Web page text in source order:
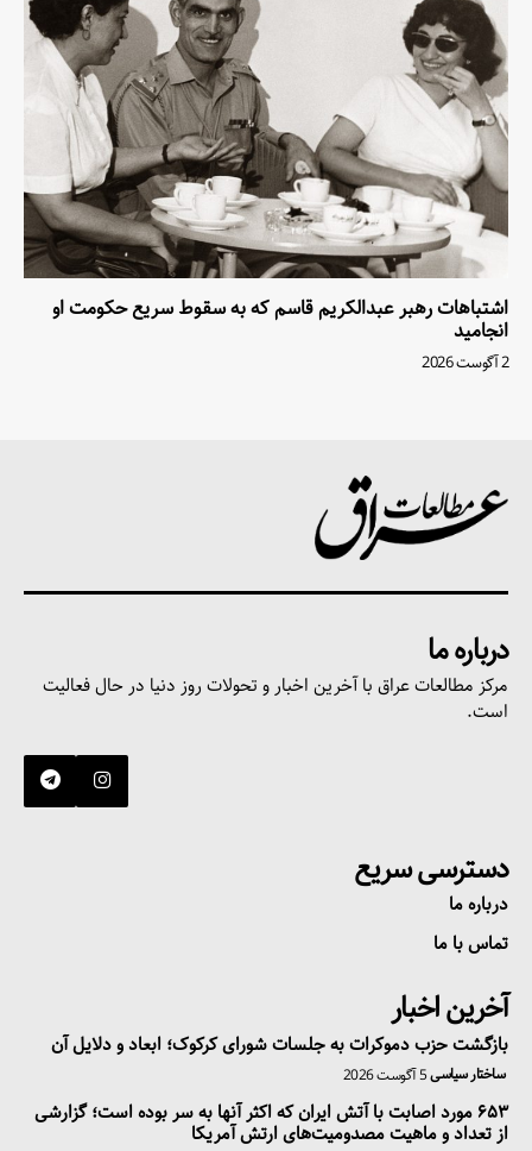
اشتباهات رهبر عبدالکریم قاسم که به سقوط سریع حکومت او
انجامید
2 آگوست 2026
درباره ما
مرکز مطالعات عراق با آخرین اخبار و تحولات روز دنیا در حال فعالیت
است.
دسترسی سریع
درباره ما
تماس با ما
آخرین اخبار
بازگشت حزب دموکرات به جلسات شورای کرکوک؛ ابعاد و دلایل آن
ساختار سیاسی5 آگوست 2026
۶۵۳ مورد اصابت با آتش ایران که اکثر آنها به سر بوده است؛ گزارشی
از تعداد و ماهیت مصدومیت‌های ارتش آمریکا